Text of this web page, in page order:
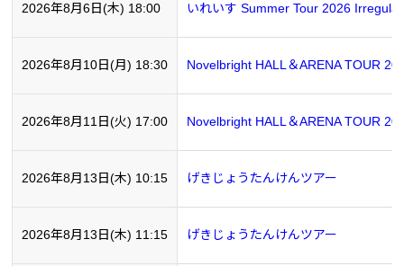
2026年8月6日(木) 18:00 いれいす Summer Tour 2026
2026年8月10日(月) 18:30 Novelbright HALL＆ARENA TOUR
2026年8月11日(火) 17:00 Novelbright HALL＆ARENA TOUR
2026年8月13日(木) 10:15 げきじょうたんけんツアー
2026年8月13日(木) 11:15 げきじょうたんけんツアー